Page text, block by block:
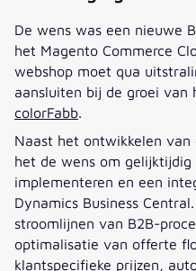
De wens was een nieuwe
het Magento Commerce
webshop moet qua
aansluiten bij de groei van
colorFabb.
Naast het ontwikkelen
het de wens om gelijktijdig
implementeren en een
Dynamics Business
stroomlijnen van B2B-
optimalisatie van offerte
klantspecifieke prijzen,